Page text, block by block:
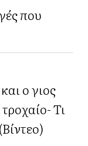
που
ο γιος
Τι